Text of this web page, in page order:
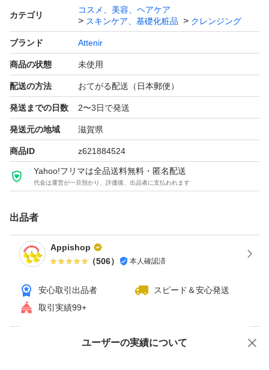
カテゴリ
コスメ、美容、ヘアケア
スキンケア、基礎化粧品
クレンジング
ブランド Attenir
商品の状態 未使用
配送の方法 おてがる配送（日本郵便）
発送までの日数 2〜3日で発送
発送元の地域 滋賀県
商品ID z621884524
Yahoo!フリマは全品送料無料・匿名配送
代金は運営が一旦預かり、評価後、出品者に支払われます
出品者
Appishop
（506） 本人確認済
安心取引出品者
スピード＆安心発送
取引実績99+
ユーザーの実績について
価格の相談 商品への質問